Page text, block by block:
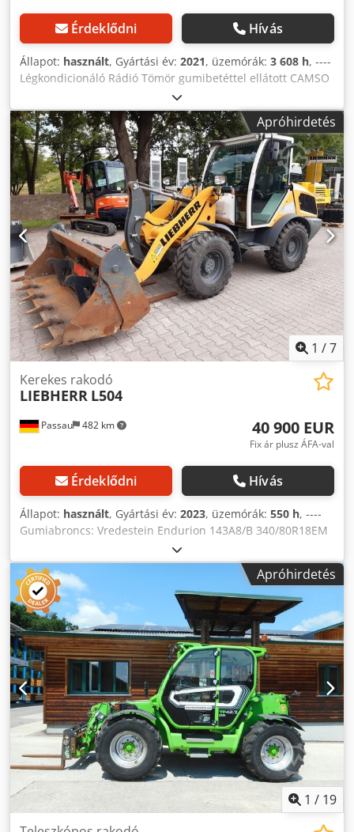
Érdeklődni Hívás
Állapot: használt, Gyártási év: 2021, üzemórák: 3 608 h, ----
Légkondicionáló Rádió Tömör gumibetéttel ellátott CAMSO
MPT 793S 375/85-24 gumiabroncsok Hidraulikus
gyorscsere rendszer Többfunkciós tartó a fülkében
Helyszín: Passau Dodezr Tupepfx Adrjck
Apróhirdetés
1 /7
Passau 482 km
Kerekes rakodó
LIEBHERR L504
40 900 EUR
Fix ár plusz ÁFA-val
Érdeklődni Hívás
Állapot: használt, Gyártási év: 2023, üzemórák: 550 h, ----
Gumiabroncs: Vredestein Endurion 143A8/B 340/80R18EM
Z-kinematika Hidraulikus, gyorscsere-berendezés
Emelőkeret (Z-kinematika) 2200 mm Standard rádió
Tartalmazza a kanalat Tartalmazza a villát Helyszín: Passau
Dcedpfx Adszr Tucsrjk
Apróhirdetés
1 / 19